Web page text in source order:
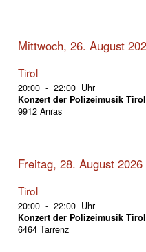
Mittwoch, 26. August
Tirol
20:00 - 22:00 Uhr
Konzert der Polizeimusik
9912 Anras
Freitag, 28. August 2026
Tirol
20:00 - 22:00 Uhr
Konzert der Polizeimusik
6464 Tarrenz